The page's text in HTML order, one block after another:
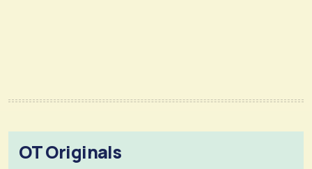
OT Originals